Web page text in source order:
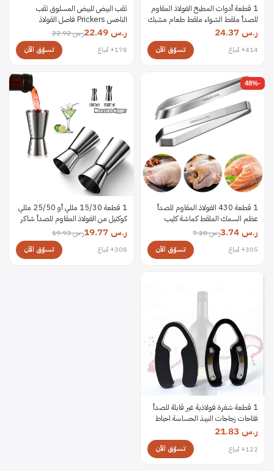
1 قطعة أدوات المطبخ الفولاذ المقاوم
للصدأ ملقط الشواء ملقط طعام مشبك
أطعمة الملقط كليب الشواء بوفيه أدوات
المطاعم
24.37ر.س
414+ مُباع تسوّق الآن
ثقب البيض للبيض المسلوق ثقب
الناخس Prickers فاصل الفولاذ
المقاوم للصدأ إبرة فاصل البيض ثقب
أداة أدوات المطبخ
22.92ر.س22.49ر.س
178+ مُباع تسوّق الآن
-
48%
1 قطعة 430 الفولاذ المقاوم للصدأ
عظم السمك الملقط كماشة كليب
مجتذب مزيل ملقط عظم السمك نتف
المشبك أدوات المطبخ أدوات
7.20ر.س3.74ر.س
305+ مُباع تسوّق الآن
1 قطعة 15/30 مللي أو 25/50 مللي
كوكتيل من الفولاذ المقاوم للصدأ شاكر
قياس كوب مزدوج النار شرب روح الوالج
أدوات المطبخ
19.93ر.س19.77ر.س
308+ مُباع تسوّق الآن
1 قطعة شفرة فولاذية غير قابلة للصدأ
فتاحات زجاجات النبيذ الحساسة احباط
القاطع فتاحة الزجاجات بار المعونة دليل
المطبخ أداة النبيذ اكسسوارات
21.83ر.س
122+ مُباع تسوّق الآن